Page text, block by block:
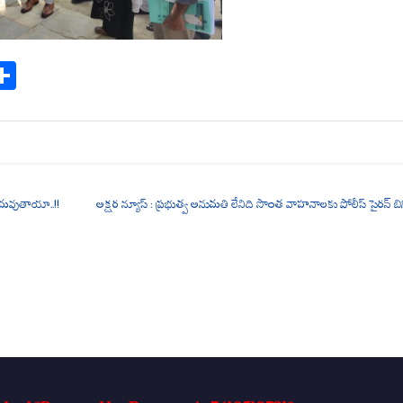
ha
re
అక్షర న్యూస్ : ప్రభుత్వ అనుమతి లేనిది సొంత వాహనాలకు పోలీస్ సైరన్